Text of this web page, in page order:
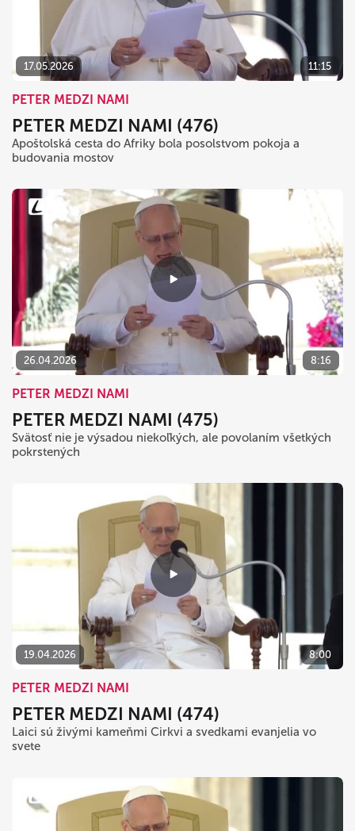
17.05.2026 11:15
PETER MEDZI NAMI
PETER MEDZI NAMI (476)
Apoštolská cesta do Afriky bola posolstvom pokoja a
budovania mostov
26.04.2026 8:16
PETER MEDZI NAMI
PETER MEDZI NAMI (475)
Svätosť nie je výsadou niekoľkých, ale povolaním všetkých
pokrstených
19.04.2026 8:00
PETER MEDZI NAMI
PETER MEDZI NAMI (474)
Laici sú živými kameňmi Cirkvi a svedkami evanjelia vo
svete